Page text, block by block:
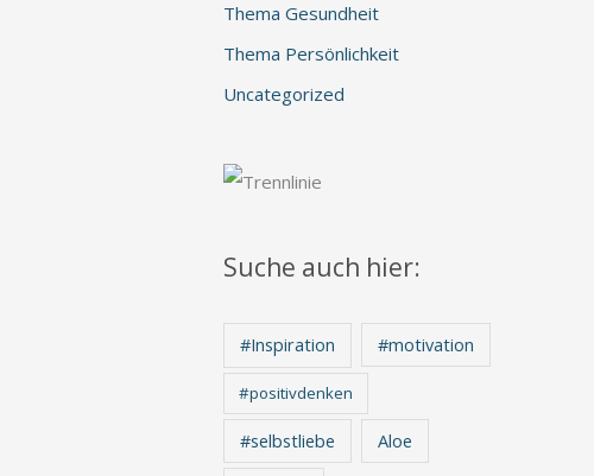
Thema Gesundheit
Thema Persönlichkeit
Uncategorized
Suche auch hier:
#Inspiration #motivation
#positivdenken
#selbstliebe Aloe